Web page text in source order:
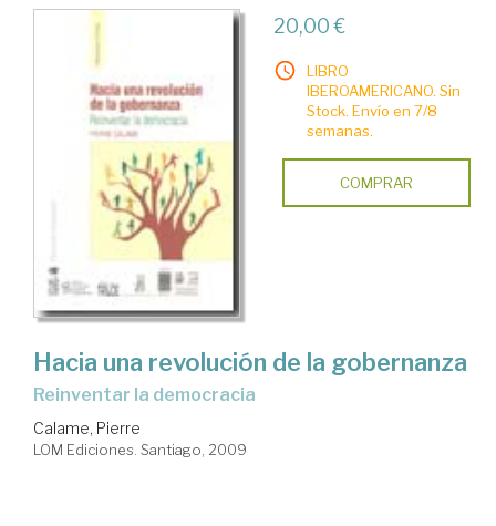
20,00 €
LIBRO
IBEROAMERICANO. Sin
Stock. Envío en 7/8
semanas.
COMPRAR
Hacia una revolución de la gobernanza
reinventar la democracia
Calame, Pierre
LOM Ediciones. Santiago, 2009